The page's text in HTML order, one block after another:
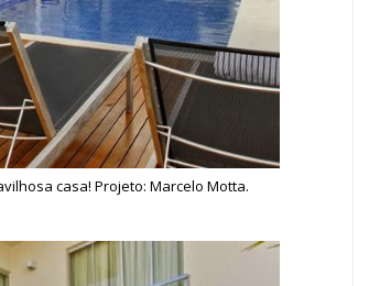
casa! Projeto: Marcelo Motta.